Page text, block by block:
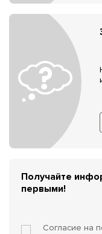
Получайте
первыми!
Согласие на